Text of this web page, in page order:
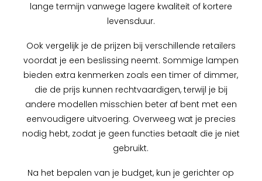
lange termijn vanwege lagere kwaliteit of kortere
levensduur.
Ook vergelijk je de prijzen bij verschillende retailers
voordat je een beslissing neemt. Sommige lampen
bieden extra kenmerken zoals een timer of dimmer,
die de prijs kunnen rechtvaardigen, terwijl je bij
andere modellen misschien beter af bent met een
eenvoudigere uitvoering. Overweeg wat je precies
nodig hebt, zodat je geen functies betaalt die je niet
gebruikt.
Na het bepalen van je budget, kun je gerichter op